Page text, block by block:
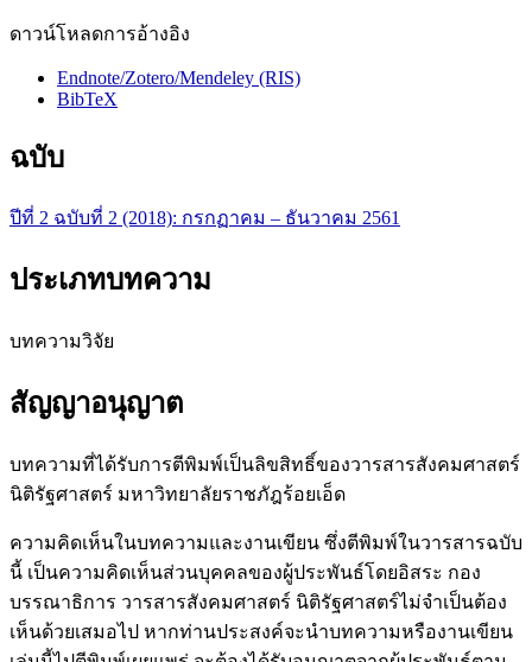
ดาวน์โหลดการอ้างอิง
Endnote/Zotero/Mendeley (RIS)
BibTeX
ฉบับ
ปีที่ 2 ฉบับที่ 2 (2018): กรกฏาคม – ธันวาคม 2561
ประเภทบทความ
บทความวิจัย
สัญญาอนุญาต
บทความที่ได้รับการตีพิมพ์เป็นลิขสิทธิ์ของวารสารสังคมศาสตร์
นิติรัฐศาสตร์ มหาวิทยาลัยราชภัฎร้อยเอ็ด
ความคิดเห็นในบทความและงานเขียน ซึ่งตีพิมพ์ในวารสารฉบับ
นี้ เป็นความคิดเห็นส่วนบุคคลของผู้ประพันธ์โดยอิสระ กอง
บรรณาธิการ วารสารสังคมศาสตร์ นิติรัฐศาสตร์ไม่จำเป็นต้อง
เห็นด้วยเสมอไป หากท่านประสงค์จะนำบทความหรืองานเขียน